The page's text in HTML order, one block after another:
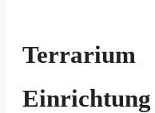
Terrarium
Einrichtung